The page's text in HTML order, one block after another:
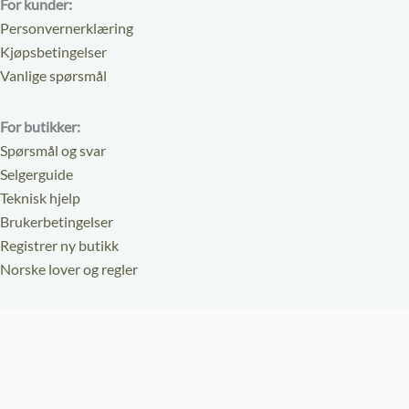
For kunder:
Personvernerklæring
Kjøpsbetingelser
Vanlige spørsmål
For butikker:
Spørsmål og svar
Selgerguide
Teknisk hjelp
Brukerbetingelser
Registrer ny butikk
Norske lover og regler